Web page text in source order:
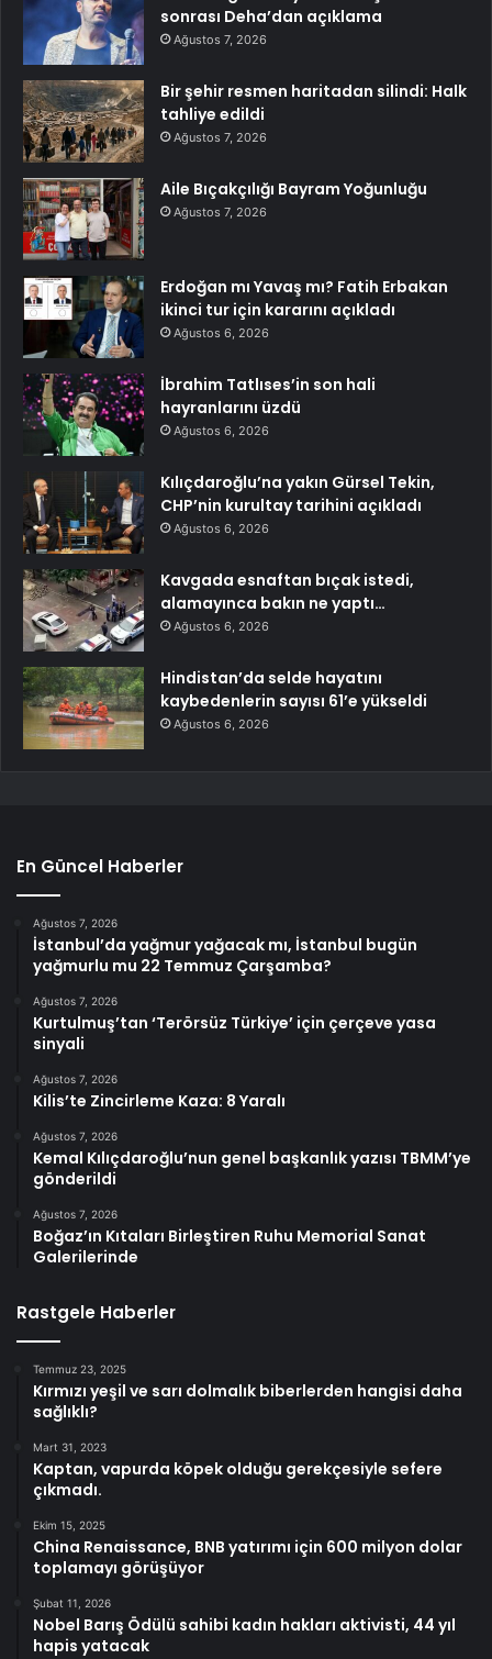
sonrası Deha’dan açıklama
Ağustos 7, 2026
Bir şehir resmen haritadan silindi: Halk
tahliye edildi
Ağustos 7, 2026
Aile Bıçakçılığı Bayram Yoğunluğu
Ağustos 7, 2026
Erdoğan mı Yavaş mı? Fatih Erbakan
ikinci tur için kararını açıkladı
Ağustos 6, 2026
İbrahim Tatlıses’in son hali
hayranlarını üzdü
Ağustos 6, 2026
Kılıçdaroğlu’na yakın Gürsel Tekin,
CHP’nin kurultay tarihini açıkladı
Ağustos 6, 2026
Kavgada esnaftan bıçak istedi,
alamayınca bakın ne yaptı…
Ağustos 6, 2026
Hindistan’da selde hayatını
kaybedenlerin sayısı 61’e yükseldi
Ağustos 6, 2026
En Güncel Haberler
Ağustos 7, 2026
İstanbul’da yağmur yağacak mı, İstanbul bugün
yağmurlu mu 22 Temmuz Çarşamba?
Ağustos 7, 2026
Kurtulmuş’tan ‘Terörsüz Türkiye’ için çerçeve yasa
sinyali
Ağustos 7, 2026
Kilis’te Zincirleme Kaza: 8 Yaralı
Ağustos 7, 2026
Kemal Kılıçdaroğlu’nun genel başkanlık yazısı TBMM’ye
gönderildi
Ağustos 7, 2026
Boğaz’ın Kıtaları Birleştiren Ruhu Memorial Sanat
Galerilerinde
Rastgele Haberler
Temmuz 23, 2025
Kırmızı yeşil ve sarı dolmalık biberlerden hangisi daha
sağlıklı?
Mart 31, 2023
Kaptan, vapurda köpek olduğu gerekçesiyle sefere
çıkmadı.
Ekim 15, 2025
China Renaissance, BNB yatırımı için 600 milyon dolar
toplamayı görüşüyor
Şubat 11, 2026
Nobel Barış Ödülü sahibi kadın hakları aktivisti, 44 yıl
hapis yatacak